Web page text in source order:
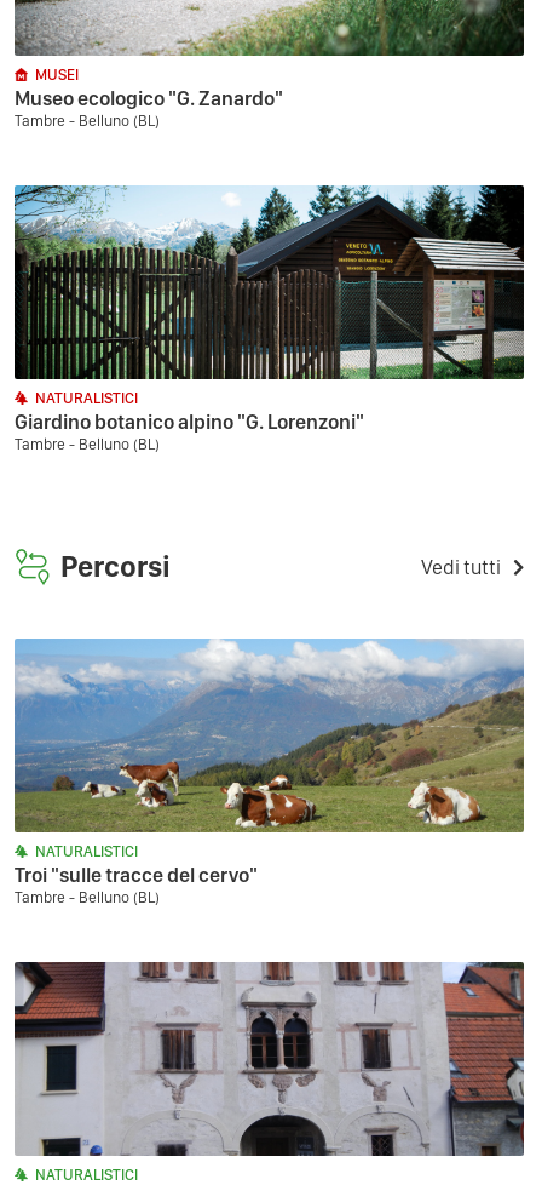
MUSEI
Museo ecologico "G. Zanardo"
Tambre - Belluno (BL)
NATURALISTICI
Giardino botanico alpino "G. Lorenzoni"
Tambre - Belluno (BL)
Percorsi Vedi tutti
NATURALISTICI
Troi "sulle tracce del cervo"
Tambre - Belluno (BL)
NATURALISTICI